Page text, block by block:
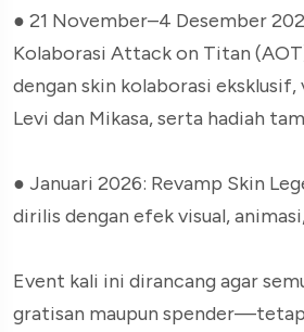
● 21 November–4 Desember
Kolaborasi Attack on Titan
dengan skin kolaborasi
Levi dan Mikasa, serta hadiah
● Januari 2026: Revamp Skin
dirilis dengan efek visual,
Event kali ini dirancang agar
gratisan maupun